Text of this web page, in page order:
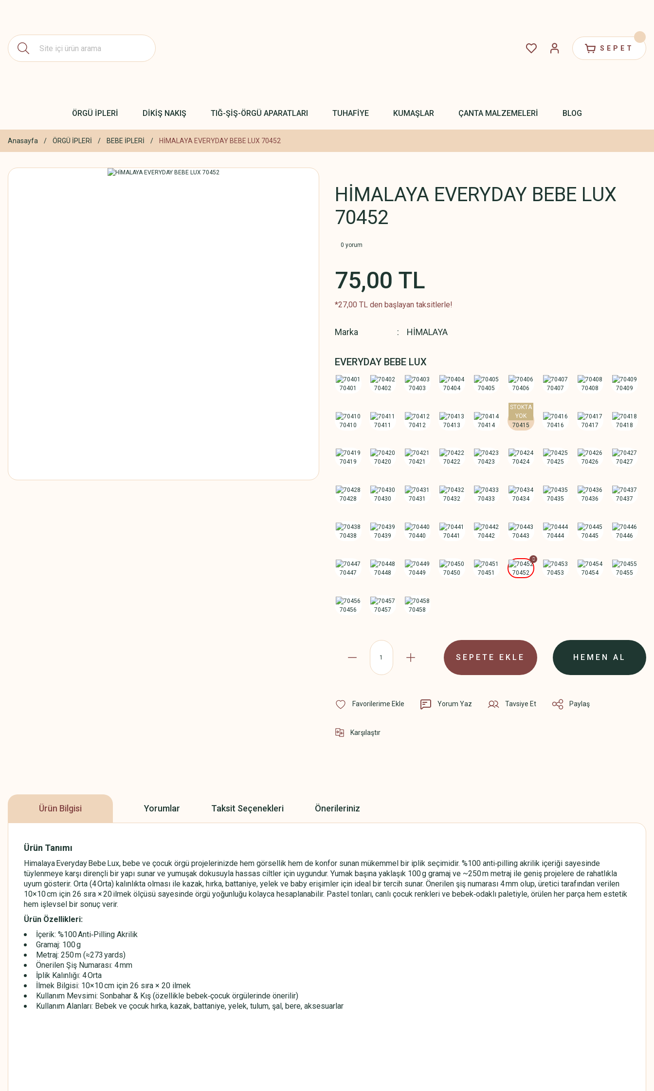
SEPET
ÖRGÜ İPLERİ DİKİŞ NAKIŞ TIĞ-ŞİŞ-ÖRGÜ APARATLARI TUHAFİYE KUMAŞLAR ÇANTA MALZEMELERİ BLOG
Anasayfa ÖRGÜ İPLERİ BEBE İPLERİ HİMALAYA EVERYDAY BEBE LUX 70452
HİMALAYA EVERYDAY BEBE LUX
70452
0 yorum
75,00 TL
*27,00 TL den başlayan taksitlerle!
Marka HİMALAYA
EVERYDAY BEBE LUX
SEPETE EKLE HEMEN AL
Yorum Yaz Tavsiye Et Paylaş
Karşılaştır
Ürün Bilgisi Yorumlar Taksit Seçenekleri Önerileriniz
Ürün Tanımı
Himalaya Everyday Bebe Lux, bebe ve çocuk örgü projelerinizde hem görsellik hem de konfor sunan mükemmel bir iplik seçimidir. %100 anti‑pilling akrilik içeriği sayesinde
tüylenmeye karşı dirençli bir yapı sunar ve yumuşak dokusuyla hassas ciltler için uygundur. Yumak başına yaklaşık 100 g gramaj ve ~250 m metraj ile geniş projelere de rahatlıkla
uyum gösterir. Orta (4 Orta) kalınlıkta olması ile kazak, hırka, battaniye, yelek ve baby erişimler için ideal bir tercih sunar. Önerilen şiş numarası 4 mm olup, üretici tarafından verilen
10×10 cm için 26 sıra × 20 ilmek ölçüsü sayesinde örgü yoğunluğu kolayca hesaplanabilir. Pastel tonları, canlı çocuk renkleri ve bebek‑odaklı paletiyle, örülen her parça hem estetik
hem işlevsel bir sonuç verir.
Ürün Özellikleri:
İçerik: %100 Anti‑Pilling Akrilik
Gramaj: 100 g
Metraj: 250 m (≈273 yards)
Önerilen Şiş Numarası: 4 mm
İplik Kalınlığı: 4 Orta
İlmek Bilgisi: 10×10 cm için 26 sıra × 20 ilmek
Kullanım Mevsimi: Sonbahar & Kış (özellikle bebek‑çocuk örgülerinde önerilir)
Kullanım Alanları: Bebek ve çocuk hırka, kazak, battaniye, yelek, tulum, şal, bere, aksesuarlar